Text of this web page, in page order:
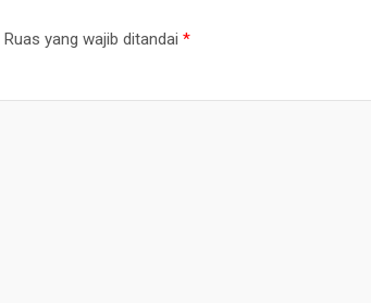
Ruas yang wajib ditandai *